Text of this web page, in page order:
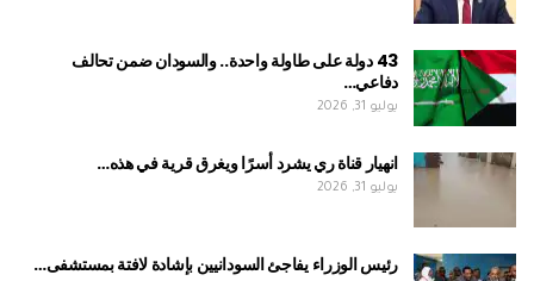
43 دولة على طاولة واحدة.. والسودان ضمن تحالف
دفاعي…
يوليو 31, 2026
انهيار قناة ري يشرد أسرًا ويغرق قرية في هذه…
يوليو 31, 2026
رئيس الوزراء يفاجئ السودانيين بإشادة لافتة بمستشفى…